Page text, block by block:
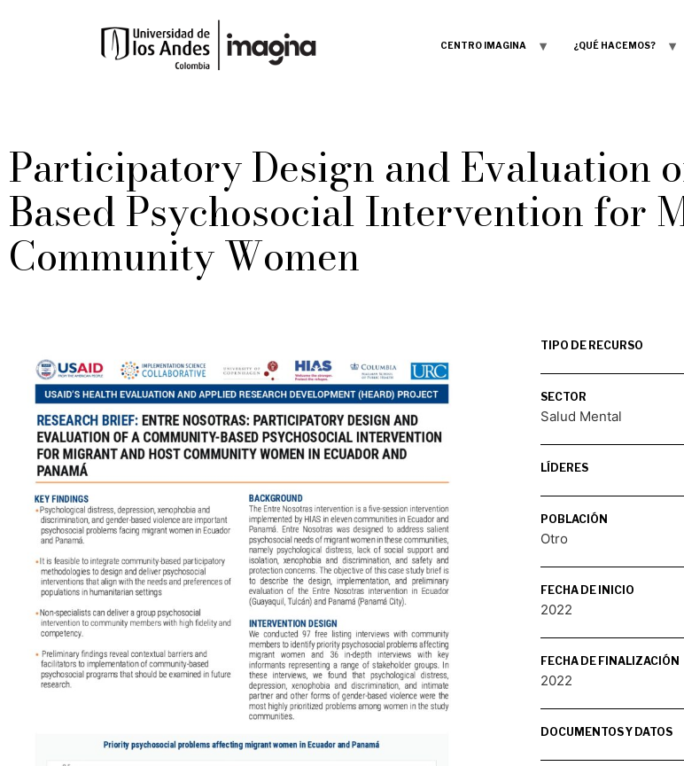
CENTRO IMAGINA ¿QUÉ HACEMOS?
Participatory Design and Evaluation
Based Psychosocial Intervention for
Community Women
TIPO DE RECURSO
SECTOR
Salud Mental
LÍDERES
POBLACIÓN
Otro
FECHA DE INICIO
2022
FECHA DE FINALIZACIÓN
2022
DOCUMENTOS Y DATOS